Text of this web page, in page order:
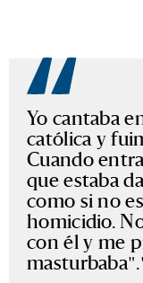
Yo cantaba
católica y
Cuando
que estaba
como si no
homicidio.
con él y me
masturbaba".